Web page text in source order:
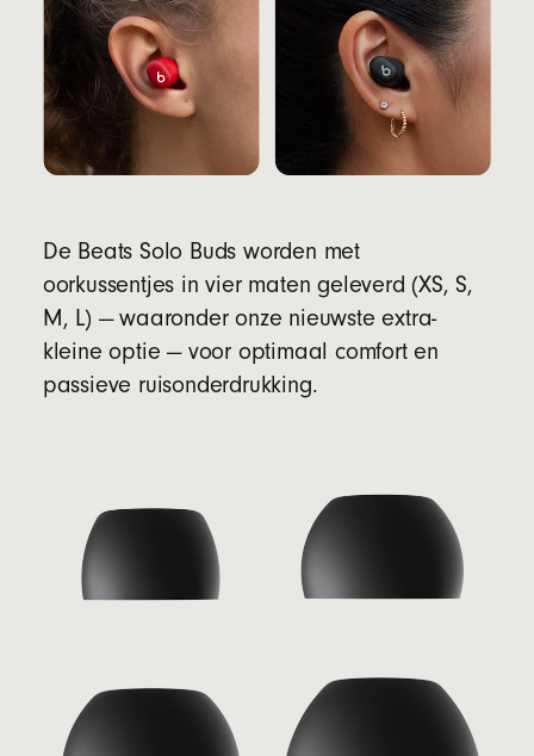
De Beats Solo Buds worden met
oorkussentjes in vier maten geleverd (XS, S,
M, L) — waaronder onze nieuwste extra-
kleine optie — voor optimaal comfort en
passieve ruisonderdrukking.